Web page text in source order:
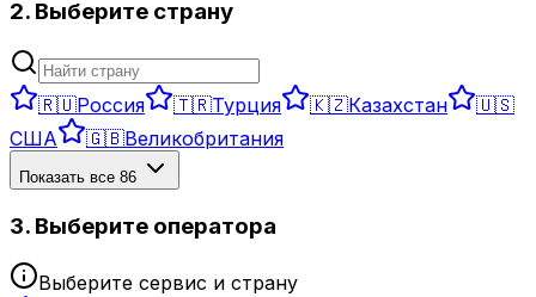
2. Выберите страну
🇷🇺Россия 🇹🇷Турция 🇰🇿Казахстан
🇺🇸
США
🇬🇧Великобритания
Показать все 86
3. Выберите оператора
Выберите сервис и страну